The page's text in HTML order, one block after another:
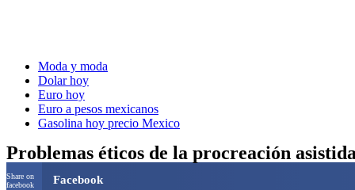
Moda y moda
Dolar hoy
Euro hoy
Euro a pesos mexicanos
Gasolina hoy precio Mexico
Problemas éticos de la procreación
Share on
facebook
Facebook